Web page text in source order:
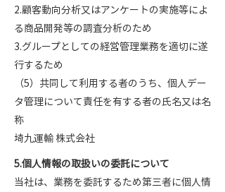
2.顧客動向分析又はアンケートの実施等によ
る商品開発等の調査分析のため
3.グループとしての経営管理業務を適切に遂
行するため
（5）共同して利用する者のうち、個人デー
タ管理について責任を有する者の氏名又は名
称
埼九運輸 株式会社
5.個人情報の取扱いの委託について
当社は、業務を委託するため第三者に個人情